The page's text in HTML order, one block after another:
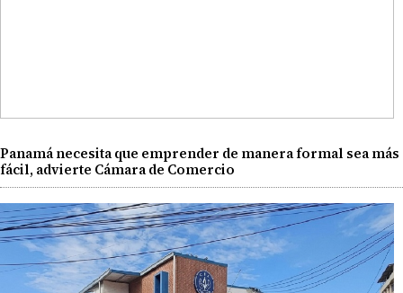
Panamá necesita que emprender de manera formal sea más
fácil, advierte Cámara de Comercio